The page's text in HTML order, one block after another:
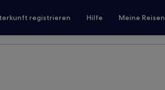
registrieren Hilfe Meine Reisen